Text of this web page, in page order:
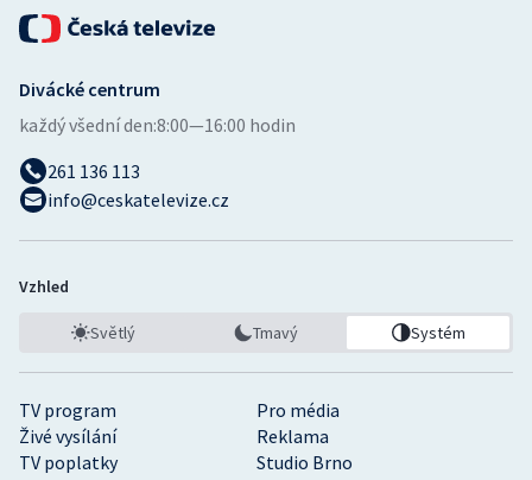
TV program
Pro média
Živé vysílání
Reklama
TV poplatky
Studio Brno
Divácké centrum
každý všední den:8:00—16:00 hodin
261 136 113
info@ceskatelevize.cz
Vzhled
Světlý Tmavý Systém